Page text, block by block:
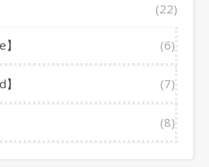
(22)
(6)
(7)
(8)